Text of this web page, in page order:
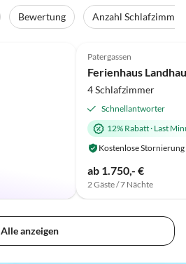
Bewertung
Anzahl Schlafzimmer
Patergassen
Ferienhaus
4 Schlafzimmer
Schnellantworter
12% Rabatt· Last
Kostenlose Stornierung
ab 1.750,- €
2 Gäste / 7 Nächte
Alle anzeigen